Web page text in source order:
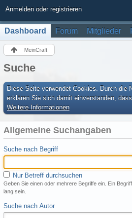
Anmelden oder registrieren
Dashboard Forum Mitglieder
MeinCraft
Suche
Diese Seite verwendet Cookies. Durch die
erklären Sie sich damit einverstanden,
Weitere Informationen
Allgemeine Suchangaben
Suche nach Begriff
Nur Betreff durchsuchen
Geben Sie einen oder mehrere Begriffe ein. Ein
lang sein.
Suche nach Autor